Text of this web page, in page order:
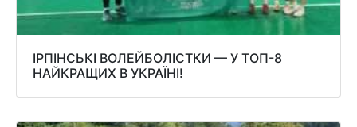
ІРПІНСЬКІ ВОЛЕЙБОЛІСТКИ — У ТОП-8
НАЙКРАЩИХ В УКРАЇНІ!